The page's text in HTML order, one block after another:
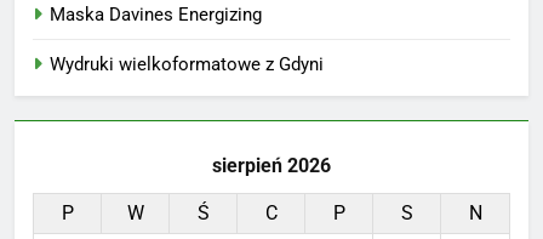
Maska Davines Energizing
Wydruki wielkoformatowe z Gdyni
sierpień 2026
P W Ś C P S
N